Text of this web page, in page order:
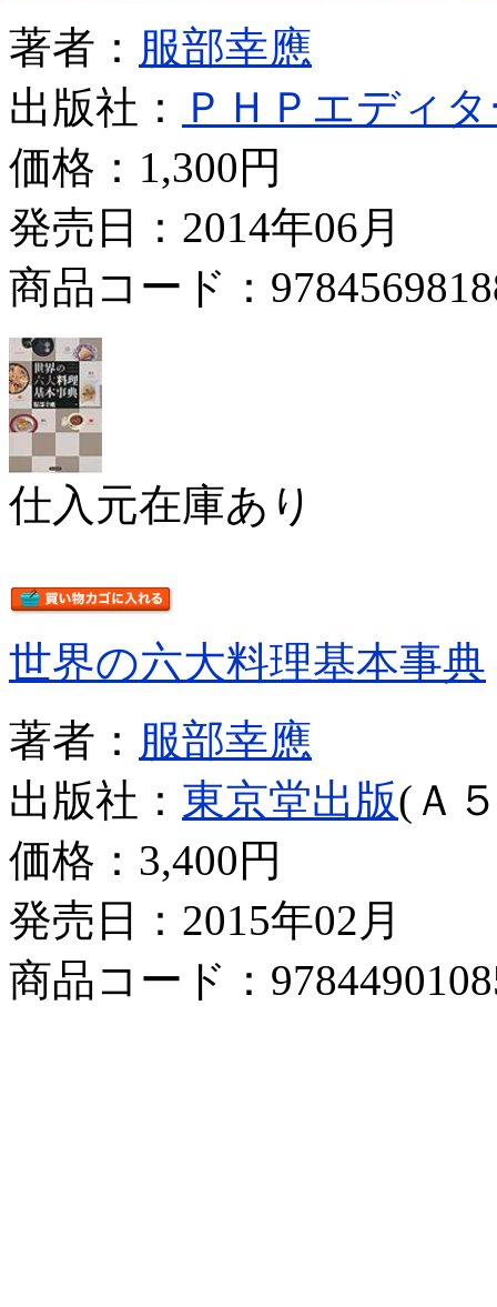
著者： 服部幸應
出版社：
ＰＨＰエディ
価格： 1,300円
発売日：2014年06月
商品コード：
仕入元在庫あり
世界の六大料理基本事典
著者： 服部幸應
出版社： 東京堂出版(Ａ
価格： 3,400円
発売日：2015年02月
商品コード：